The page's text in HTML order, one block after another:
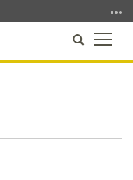
a
Abrir
a